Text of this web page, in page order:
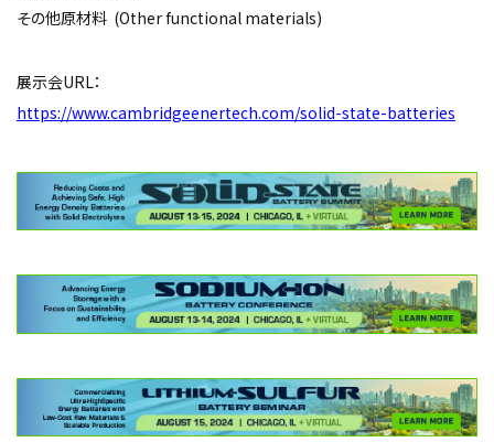
その他原材料 (Other functional materials)
展示会URL：
https://www.cambridgeenertech.com/solid-state-batteries